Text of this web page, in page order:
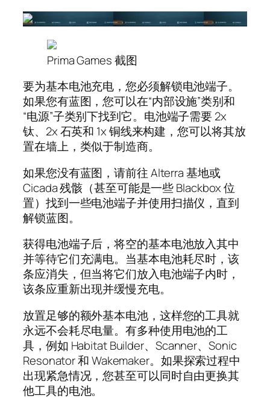
Prima Games 截图
要为基本电池充电，您必须解锁电池端子。
如果您有蓝图，您可以在“内部设施”类别和
“电源”子类别下找到它。电池端子需要 2x
钛、2x 石英和 1x 铜线来构建，您可以将其放
置在墙上，类似于制造商。
如果您没有蓝图，请前往 Alterra 基地或
Cicada 残骸（甚至可能是一些 Blackbox 位
置）找到一些电池端子并使用扫描仪，直到
解锁蓝图。
获得电池端子后，将空的基本电池放入其中
并等待它们充满电。当基本电池耗尽时，该
条应消失，但当将它们放入电池端子内时，
该条应重新出现并缓慢充电。
放置足够的额外基本电池，这样您的工具就
永远不会耗尽电量。有多种使用电池的工
具，例如 Habitat Builder、Scanner、Sonic
Resonator 和 Wakemaker。如果探索过程中
出现紧急情况，您甚至可以同时自由更换其
他工具的电池。